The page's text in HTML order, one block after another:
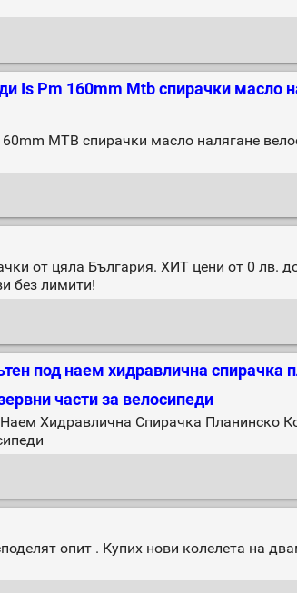
Is Pm 160mm Mtb спирачки масло
MTB спирачки масло налягане
от цяла България. ХИТ цени от 0 лв.
без лимити!
под наем хидравлична спирачка
части за велосипеди
Хидравлична Спирачка Планинско
опит . Купих нови колелета на